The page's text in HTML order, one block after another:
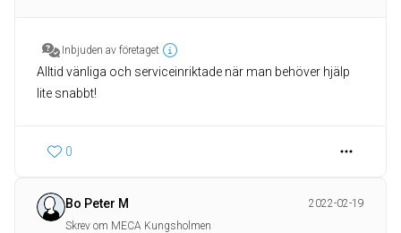
Inbjuden av företaget
Alltid vänliga och serviceinriktade när man behöver hjälp
lite snabbt!
0
Bo Peter M
2022-02-19
Skrev om MECA Kungsholmen